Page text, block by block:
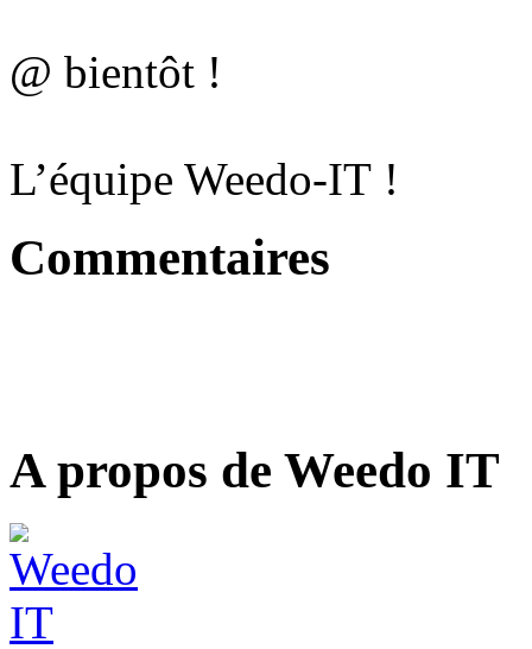
@ bientôt !
L’équipe Weedo-IT !
Commentaires
A propos de Weedo IT